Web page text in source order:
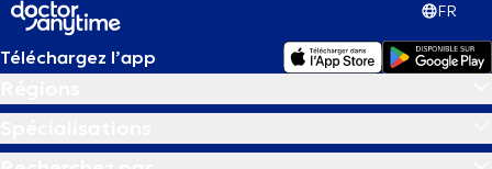
FR
Téléchargez l’app